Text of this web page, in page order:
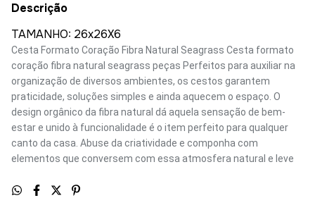
Descrição
TAMANHO: 26x26X6
Cesta Formato Coração Fibra Natural Seagrass Cesta formato
coração fibra natural seagrass peças Perfeitos para auxiliar na
organização de diversos ambientes, os cestos garantem
praticidade, soluções simples e ainda aquecem o espaço. O
design orgânico da fibra natural dá aquela sensação de bem-
estar e unido à funcionalidade é o item perfeito para qualquer
canto da casa. Abuse da criatividade e componha com
elementos que conversem com essa atmosfera natural e leve